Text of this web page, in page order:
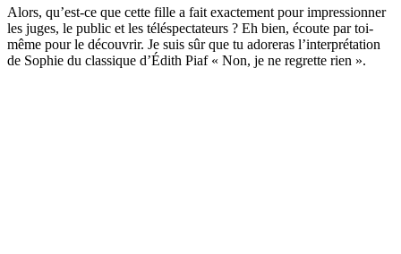
Alors, qu’est-ce que cette fille a fait exactement pour impressionner
les juges, le public et les téléspectateurs ? Eh bien, écoute par toi-
même pour le découvrir. Je suis sûr que tu adoreras l’interprétation
de Sophie du classique d’Édith Piaf « Non, je ne regrette rien ».